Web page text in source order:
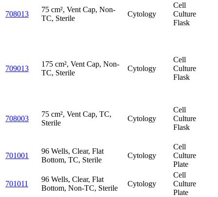
708013
75 cm², Vent Cap, Non-
TC, Sterile
Cytology
Cell
Culture
Flask
709013
175 cm², Vent Cap, Non-
TC, Sterile
Cytology
Cell
Culture
Flask
708003
75 cm², Vent Cap, TC,
Sterile
Cytology
Cell
Culture
Flask
701001
96 Wells, Clear, Flat
Bottom, TC, Sterile
Cytology
Cell
Culture
Plate
701011
96 Wells, Clear, Flat
Bottom, Non-TC, Sterile
Cytology
Cell
Culture
Plate